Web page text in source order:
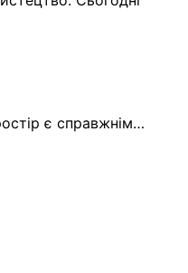
є справжнім…